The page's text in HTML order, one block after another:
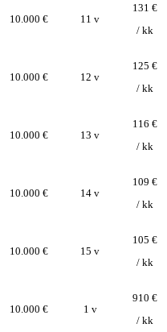
10.000 € 11 v
131 €
/ kk
10.000 € 12 v
125 €
/ kk
10.000 € 13 v
116 €
/ kk
10.000 € 14 v
109 €
/ kk
10.000 € 15 v
105 €
/ kk
10.000 € 1 v
910 €
/ kk